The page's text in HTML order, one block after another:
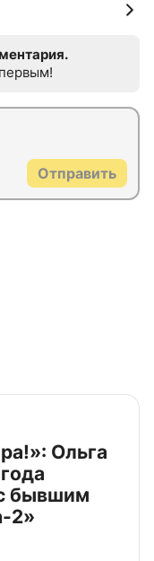
Отправить
Ольга
бывшим
2»